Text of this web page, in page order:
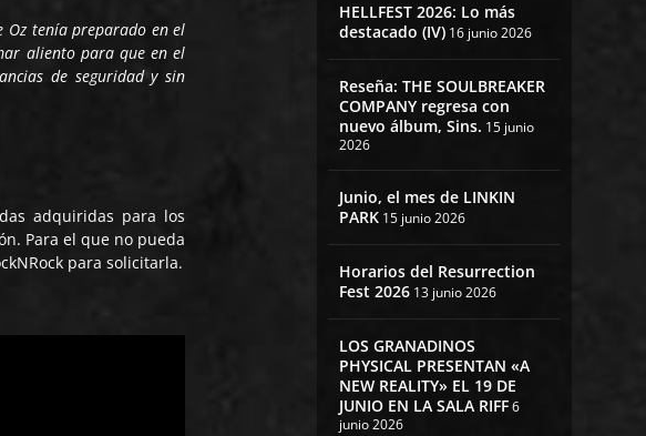
Oz tenía preparado en el
aliento para que en el
de seguridad y sin
adquiridas para los
Para el que no pueda
para solicitarla.
HELLFEST 2026: Lo más
destacado (IV) 16 junio 2026
Reseña: THE SOULBREAKER
COMPANY regresa con
nuevo álbum, Sins. 15 junio
2026
Junio, el mes de LINKIN
PARK 15 junio 2026
Horarios del Resurrection
Fest 2026 13 junio 2026
LOS GRANADINOS
PHYSICAL PRESENTAN «A
NEW REALITY» EL 19 DE
JUNIO EN LA SALA RIFF6
junio 2026